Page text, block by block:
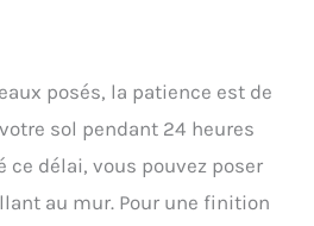
posés, la patience est de
sol pendant 24 heures
ce délai, vous pouvez poser
au mur. Pour une finition